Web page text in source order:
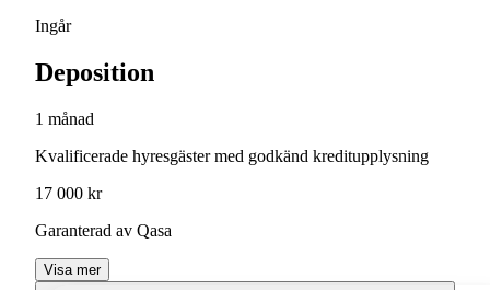
Ingår
Deposition
1 månad
Kvalificerade hyresgäster med godkänd kreditupplysning
17 000 kr
Garanterad av Qasa
Visa mer